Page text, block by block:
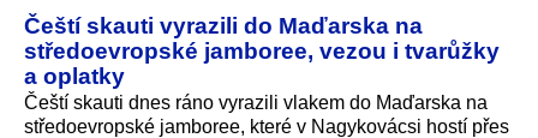
Čeští skauti vyrazili do Maďarska na
středoevropské jamboree, vezou i tvarůžky
a oplatky
Čeští skauti dnes ráno vyrazili vlakem do Maďarska na
středoevropské jamboree, které v Nagykovácsi hostí přes